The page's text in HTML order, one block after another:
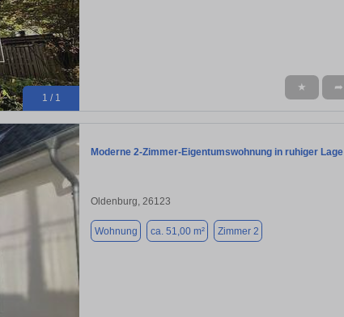
1 / 1
★ ➦
Moderne 2-Zimmer-Eigentumswohnung in ruhiger Lage
Oldenburg, 26123
Wohnung ca. 51,00 m² Zimmer 2